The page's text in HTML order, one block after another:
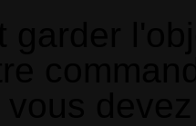
garder
vous